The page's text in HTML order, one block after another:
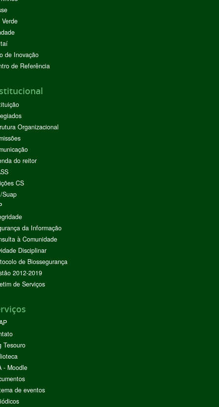
de Inovação
de Referência
Organizacional
do reitor
CS
Suap
da Informação
à Comunidade
Disciplinar
de Biossegurança
2012-2019
de Serviços
Tesouro
- Moodle
de eventos